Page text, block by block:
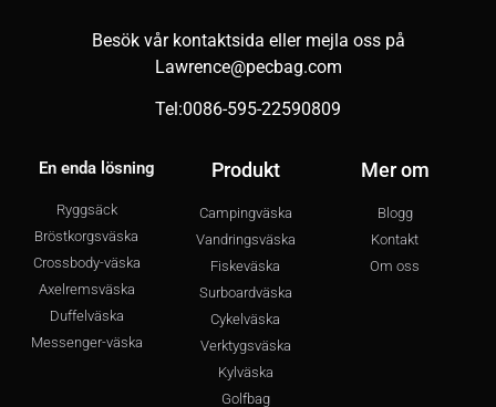
Besök vår kontaktsida eller mejla oss på
Lawrence@pecbag.com
Tel:0086-595-22590809
En enda lösning
Ryggsäck
Bröstkorgsväska
Crossbody-väska
Axelremsväska
Duffelväska
Messenger-väska
Produkt
Campingväska
Vandringsväska
Fiskeväska
Surboardväska
Cykelväska
Verktygsväska
Kylväska
Golfbag
Mer om
Blogg
Kontakt
Om oss